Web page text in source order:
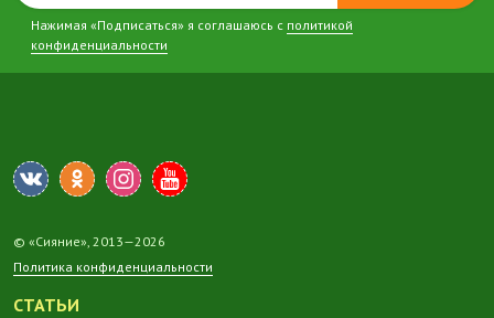
Нажимая «Подписаться» я соглашаюсь с политикой
конфиденциальности
© «Сияние», 2013—2026
Политика конфиденциальности
СТАТЬИ